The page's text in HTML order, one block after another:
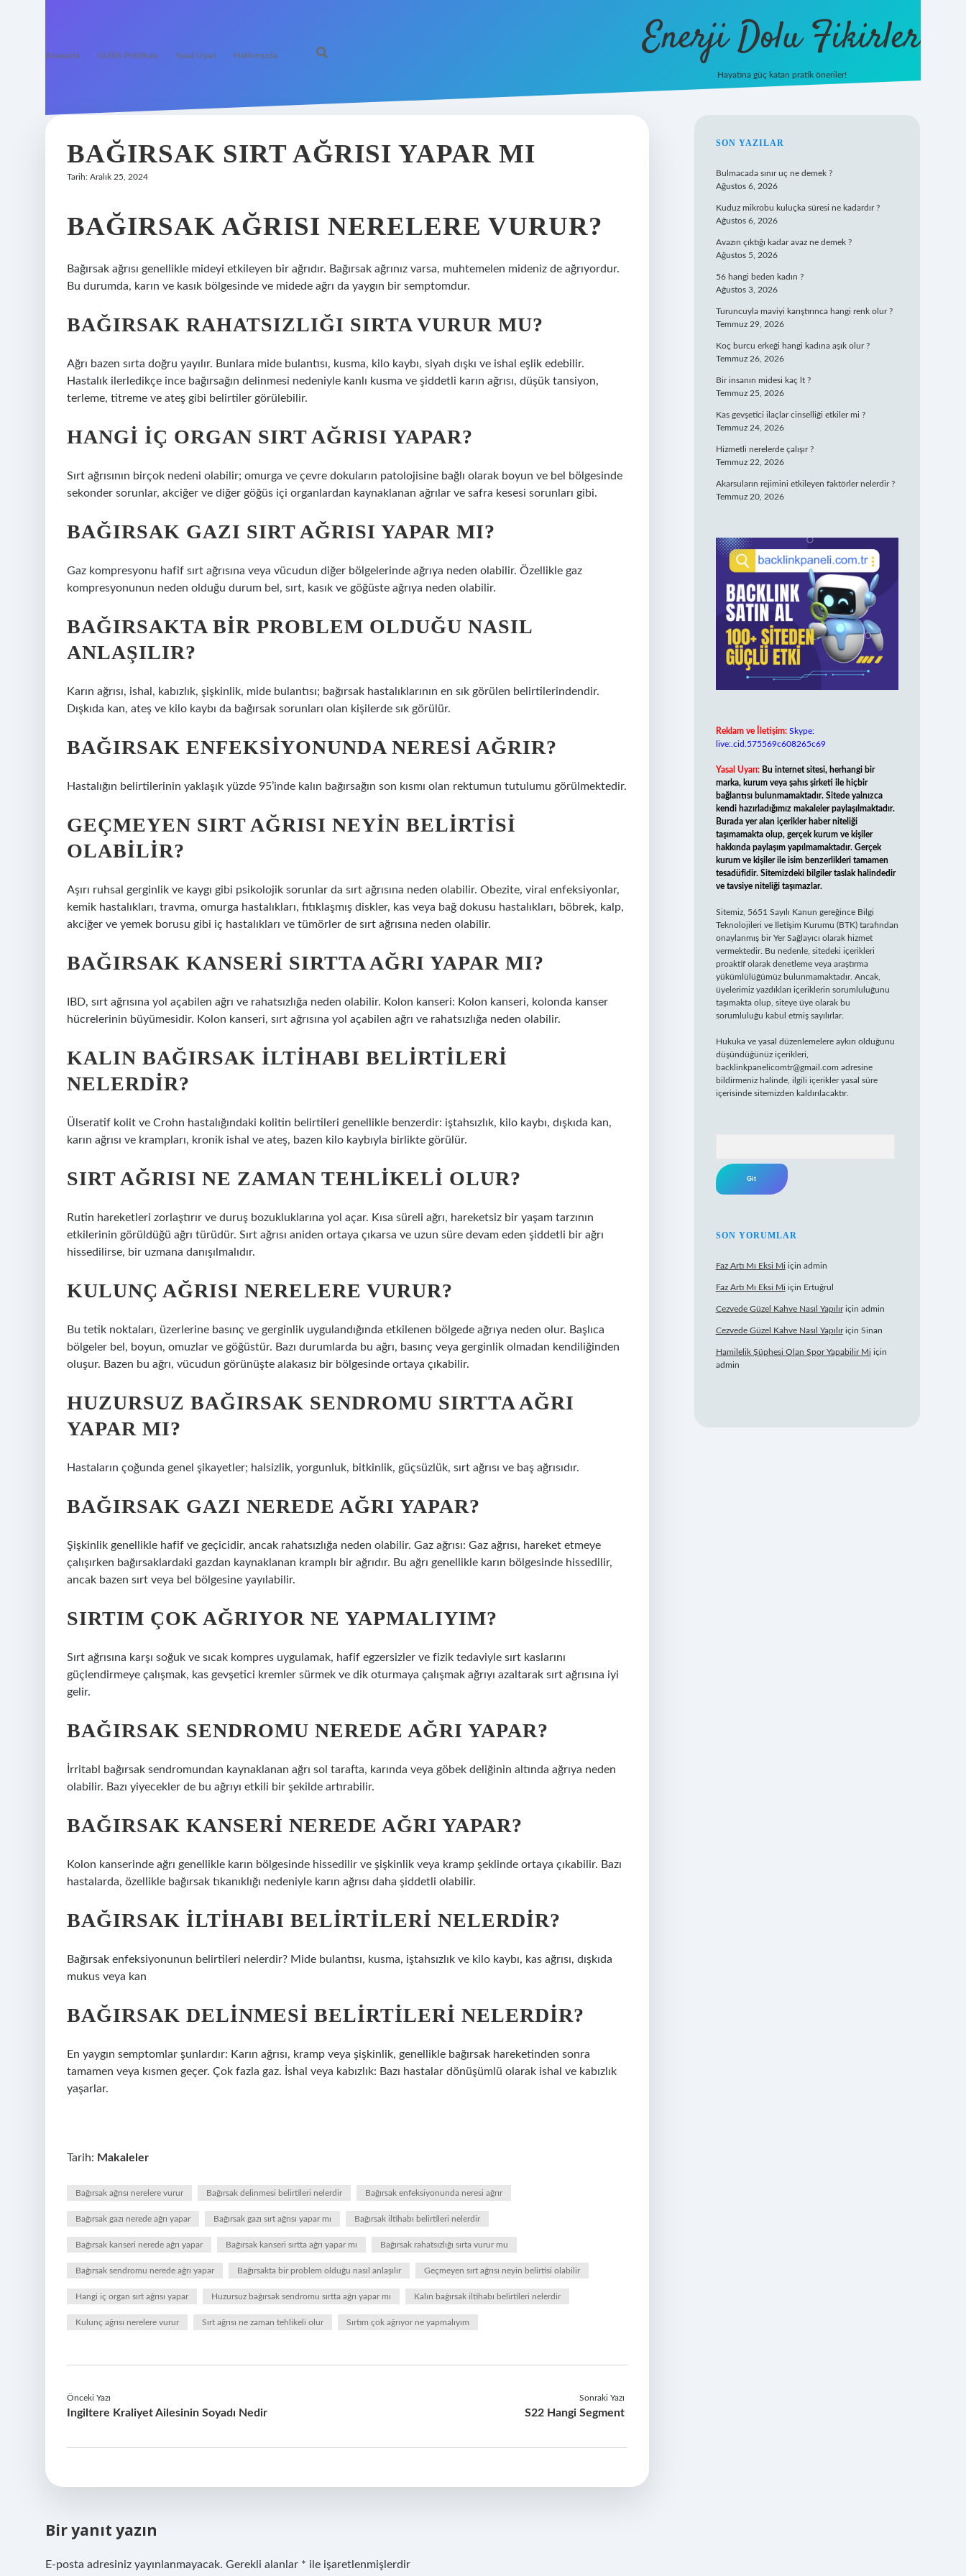
Anasayfa Gizlilik Politikası Yasal Uyarı Hakkımızda Enerji Dolu Fikirler
Hayatına güç katan pratik öneriler!
BAĞIRSAK SIRT AĞRISI YAPAR MI
Tarih: Aralık 25, 2024
BAĞIRSAK AĞRISI NERELERE VURUR?
Bağırsak ağrısı genellikle mideyi etkileyen bir ağrıdır. Bağırsak ağrınız varsa, muhtemelen mideniz de ağrıyordur.
Bu durumda, karın ve kasık bölgesinde ve midede ağrı da yaygın bir semptomdur.
BAĞIRSAK RAHATSIZLIĞI SIRTA VURUR MU?
Ağrı bazen sırta doğru yayılır. Bunlara mide bulantısı, kusma, kilo kaybı, siyah dışkı ve ishal eşlik edebilir.
Hastalık ilerledikçe ince bağırsağın delinmesi nedeniyle kanlı kusma ve şiddetli karın ağrısı, düşük tansiyon,
terleme, titreme ve ateş gibi belirtiler görülebilir.
HANGI IÇ ORGAN SIRT AĞRISI YAPAR?
Sırt ağrısının birçok nedeni olabilir; omurga ve çevre dokuların patolojisine bağlı olarak boyun ve bel bölgesinde
sekonder sorunlar, akciğer ve diğer göğüs içi organlardan kaynaklanan ağrılar ve safra kesesi sorunları gibi.
BAĞIRSAK GAZI SIRT AĞRISI YAPAR MI?
Gaz kompresyonu hafif sırt ağrısına veya vücudun diğer bölgelerinde ağrıya neden olabilir. Özellikle gaz
kompresyonunun neden olduğu durum bel, sırt, kasık ve göğüste ağrıya neden olabilir.
BAĞIRSAKTA BIR PROBLEM OLDUĞU NASIL
ANLAŞILIR?
Karın ağrısı, ishal, kabızlık, şişkinlik, mide bulantısı; bağırsak hastalıklarının en sık görülen belirtilerindendir.
Dışkıda kan, ateş ve kilo kaybı da bağırsak sorunları olan kişilerde sık görülür.
BAĞIRSAK ENFEKSIYONUNDA NERESI AĞRIR?
Hastalığın belirtilerinin yaklaşık yüzde 95’inde kalın bağırsağın son kısmı olan rektumun tutulumu görülmektedir.
GEÇMEYEN SIRT AĞRISI NEYIN BELIRTISI
OLABILIR?
Aşırı ruhsal gerginlik ve kaygı gibi psikolojik sorunlar da sırt ağrısına neden olabilir. Obezite, viral enfeksiyonlar,
kemik hastalıkları, travma, omurga hastalıkları, fıtıklaşmış diskler, kas veya bağ dokusu hastalıkları, böbrek, kalp,
akciğer ve yemek borusu gibi iç hastalıkları ve tümörler de sırt ağrısına neden olabilir.
BAĞIRSAK KANSERI SIRTTA AĞRI YAPAR MI?
IBD, sırt ağrısına yol açabilen ağrı ve rahatsızlığa neden olabilir. Kolon kanseri: Kolon kanseri, kolonda kanser
hücrelerinin büyümesidir. Kolon kanseri, sırt ağrısına yol açabilen ağrı ve rahatsızlığa neden olabilir.
KALIN BAĞIRSAK ILTIHABI BELIRTILERI
NELERDIR?
Ülseratif kolit ve Crohn hastalığındaki kolitin belirtileri genellikle benzerdir: iştahsızlık, kilo kaybı, dışkıda kan,
karın ağrısı ve krampları, kronik ishal ve ateş, bazen kilo kaybıyla birlikte görülür.
SIRT AĞRISI NE ZAMAN TEHLIKELI OLUR?
Rutin hareketleri zorlaştırır ve duruş bozukluklarına yol açar. Kısa süreli ağrı, hareketsiz bir yaşam tarzının
etkilerinin görüldüğü ağrı türüdür. Sırt ağrısı aniden ortaya çıkarsa ve uzun süre devam eden şiddetli bir ağrı
hissedilirse, bir uzmana danışılmalıdır.
KULUNÇ AĞRISI NERELERE VURUR?
Bu tetik noktaları, üzerlerine basınç ve gerginlik uygulandığında etkilenen bölgede ağrıya neden olur. Başlıca
bölgeler bel, boyun, omuzlar ve göğüstür. Bazı durumlarda bu ağrı, basınç veya gerginlik olmadan kendiliğinden
oluşur. Bazen bu ağrı, vücudun görünüşte alakasız bir bölgesinde ortaya çıkabilir.
HUZURSUZ BAĞIRSAK SENDROMU SIRTTA AĞRI
YAPAR MI?
Hastaların çoğunda genel şikayetler; halsizlik, yorgunluk, bitkinlik, güçsüzlük, sırt ağrısı ve baş ağrısıdır.
BAĞIRSAK GAZI NEREDE AĞRI YAPAR?
Şişkinlik genellikle hafif ve geçicidir, ancak rahatsızlığa neden olabilir. Gaz ağrısı: Gaz ağrısı, hareket etmeye
çalışırken bağırsaklardaki gazdan kaynaklanan kramplı bir ağrıdır. Bu ağrı genellikle karın bölgesinde hissedilir,
ancak bazen sırt veya bel bölgesine yayılabilir.
SIRTIM ÇOK AĞRIYOR NE YAPMALIYIM?
Sırt ağrısına karşı soğuk ve sıcak kompres uygulamak, hafif egzersizler ve fizik tedaviyle sırt kaslarını
güçlendirmeye çalışmak, kas gevşetici kremler sürmek ve dik oturmaya çalışmak ağrıyı azaltarak sırt ağrısına iyi
gelir.
BAĞIRSAK SENDROMU NEREDE AĞRI YAPAR?
İrritabl bağırsak sendromundan kaynaklanan ağrı sol tarafta, karında veya göbek deliğinin altında ağrıya neden
olabilir. Bazı yiyecekler de bu ağrıyı etkili bir şekilde artırabilir.
BAĞIRSAK KANSERI NEREDE AĞRI YAPAR?
Kolon kanserinde ağrı genellikle karın bölgesinde hissedilir ve şişkinlik veya kramp şeklinde ortaya çıkabilir. Bazı
hastalarda, özellikle bağırsak tıkanıklığı nedeniyle karın ağrısı daha şiddetli olabilir.
BAĞIRSAK ILTIHABI BELIRTILERI NELERDIR?
Bağırsak enfeksiyonunun belirtileri nelerdir? Mide bulantısı, kusma, iştahsızlık ve kilo kaybı, kas ağrısı, dışkıda
mukus veya kan
BAĞIRSAK DELINMESI BELIRTILERI NELERDIR?
En yaygın semptomlar şunlardır: Karın ağrısı, kramp veya şişkinlik, genellikle bağırsak hareketinden sonra
tamamen veya kısmen geçer. Çok fazla gaz. İshal veya kabızlık: Bazı hastalar dönüşümlü olarak ishal ve kabızlık
yaşarlar.
Tarih: Makaleler
Bağırsak ağrısı nerelere vurur Bağırsak delinmesi belirtileri nelerdir Bağırsak enfeksiyonunda neresi ağrır
Bağırsak gazı nerede ağrı yapar Bağırsak gazı sırt ağrısı yapar mı Bağırsak iltihabı belirtileri nelerdir
Bağırsak kanseri nerede ağrı yapar Bağırsak kanseri sırtta ağrı yapar mı Bağırsak rahatsızlığı sırta vurur mu
Bağırsak sendromu nerede ağrı yapar Bağırsakta bir problem olduğu nasıl anlaşılır Geçmeyen sırt ağrısı neyin belirtisi olabilir
Hangi iç organ sırt ağrısı yapar Huzursuz bağırsak sendromu sırtta ağrı yapar mı Kalın bağırsak iltihabı belirtileri nelerdir
Kulunç ağrısı nerelere vurur Sırt ağrısı ne zaman tehlikeli olur Sırtım çok ağrıyor ne yapmalıyım
Önceki Yazı
Ingiltere Kraliyet Ailesinin Soyadı Nedir
Sonraki Yazı
S22 Hangi Segment
Bir yanıt yazın
E-posta adresiniz yayınlanmayacak. Gerekli alanlar * ile işaretlenmişlerdir
SIDEBAR
SON YAZILAR
Bulmacada sınır uç ne demek ?
Ağustos 6, 2026
Kuduz mikrobu kuluçka süresi ne kadardır ?
Ağustos 6, 2026
Avazın çıktığı kadar avaz ne demek ?
Ağustos 5, 2026
56 hangi beden kadın ?
Ağustos 3, 2026
Turuncuyla maviyi karıştırınca hangi renk olur ?
Temmuz 29, 2026
Koç burcu erkeği hangi kadına aşık olur ?
Temmuz 26, 2026
Bir insanın midesi kaç lt ?
Temmuz 25, 2026
Kas gevşetici ilaçlar cinselliği etkiler mi ?
Temmuz 24, 2026
Hizmetli nerelerde çalışır ?
Temmuz 22, 2026
Akarsuların rejimini etkileyen faktörler nelerdir ?
Temmuz 20, 2026
Reklam ve İletişim: Skype:
live:.cid.575569c608265c69
Yasal Uyarı: Bu internet sitesi, herhangi bir
marka, kurum veya şahıs şirketi ile hiçbir
bağlantısı bulunmamaktadır. Sitede yalnızca
kendi hazırladığımız makaleler paylaşılmaktadır.
Burada yer alan içerikler haber niteliği
taşımamakta olup, gerçek kurum ve kişiler
hakkında paylaşım yapılmamaktadır. Gerçek
kurum ve kişiler ile isim benzerlikleri tamamen
tesadüfidir. Sitemizdeki bilgiler taslak halindedir
ve tavsiye niteliği taşımazlar.
Sitemiz, 5651 Sayılı Kanun gereğince Bilgi
Teknolojileri ve İletişim Kurumu (BTK) tarafından
onaylanmış bir Yer Sağlayıcı olarak hizmet
vermektedir. Bu nedenle, sitedeki içerikleri
proaktif olarak denetleme veya araştırma
yükümlülüğümüz bulunmamaktadır. Ancak,
üyelerimiz yazdıkları içeriklerin sorumluluğunu
taşımakta olup, siteye üye olarak bu
sorumluluğu kabul etmiş sayılırlar.
Hukuka ve yasal düzenlemelere aykırı olduğunu
düşündüğünüz içerikleri,
backlinkpanelicomtr@gmail.com adresine
bildirmeniz halinde, ilgili içerikler yasal süre
içerisinde sitemizden kaldırılacaktır.
SON YORUMLAR
Faz Artı Mı Eksi Mi için admin
Faz Artı Mı Eksi Mi için Ertuğrul
Cezvede Güzel Kahve Nasıl Yapılıriçin admin
Cezvede Güzel Kahve Nasıl Yapılıriçin Sinan
Hamilelik Şüphesi Olan Spor Yapabilir Mi için
admin